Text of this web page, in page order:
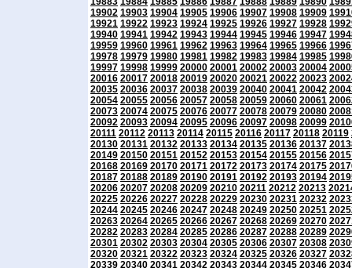
19902 19903 19904 19905 19906 19907 19908 19909
19921 19922 19923 19924 19925 19926 19927 19928
19940 19941 19942 19943 19944 19945 19946 19947
19959 19960 19961 19962 19963 19964 19965 19966
19978 19979 19980 19981 19982 19983 19984 19985
19997 19998 19999 20000 20001 20002 20003 20004
20016 20017 20018 20019 20020 20021 20022 20023
20035 20036 20037 20038 20039 20040 20041 20042
20054 20055 20056 20057 20058 20059 20060 20061
20073 20074 20075 20076 20077 20078 20079 20080
20092 20093 20094 20095 20096 20097 20098 20099
20111 20112 20113 20114 20115 20116 20117 20118 20119
20130 20131 20132 20133 20134 20135 20136 20137
20149 20150 20151 20152 20153 20154 20155 20156
20168 20169 20170 20171 20172 20173 20174 20175
20187 20188 20189 20190 20191 20192 20193 20194
20206 20207 20208 20209 20210 20211 20212 20213
20225 20226 20227 20228 20229 20230 20231 20232
20244 20245 20246 20247 20248 20249 20250 20251
20263 20264 20265 20266 20267 20268 20269 20270
20282 20283 20284 20285 20286 20287 20288 20289
20301 20302 20303 20304 20305 20306 20307 20308
20320 20321 20322 20323 20324 20325 20326 20327
20339 20340 20341 20342 20343 20344 20345 20346